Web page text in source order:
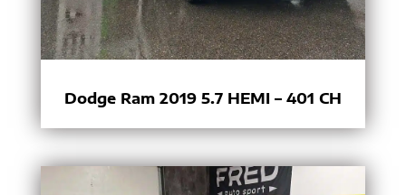
Dodge Ram 2019 5.7 HEMI – 401 CH